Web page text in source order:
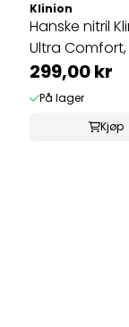
Klinion
Hanske nitril
Ultra Comfort,
150 ...
299,00 kr
På lager
Kjøp